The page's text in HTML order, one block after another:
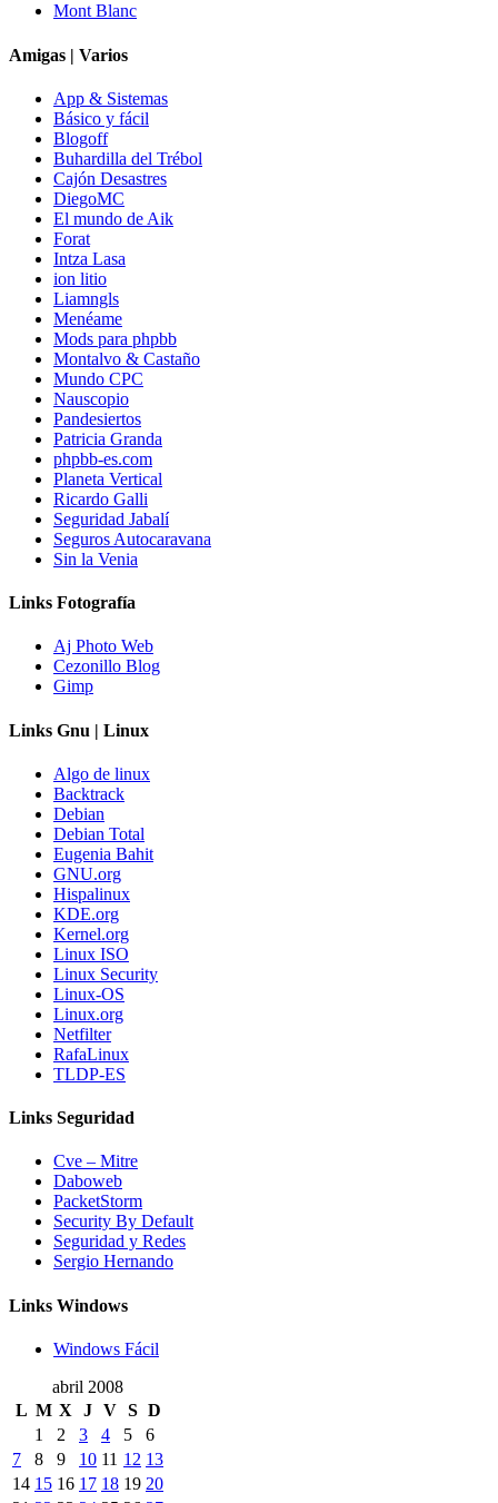
Mont Blanc
Amigas | Varios
App & Sistemas
Básico y fácil
Blogoff
Buhardilla del Trébol
Cajón Desastres
DiegoMC
El mundo de Aik
Forat
Intza Lasa
ion litio
Liamngls
Menéame
Mods para phpbb
Montalvo & Castaño
Mundo CPC
Nauscopio
Pandesiertos
Patricia Granda
phpbb-es.com
Planeta Vertical
Ricardo Galli
Seguridad Jabalí
Seguros Autocaravana
Sin la Venia
Links Fotografía
Aj Photo Web
Cezonillo Blog
Gimp
Links Gnu | Linux
Algo de linux
Backtrack
Debian
Debian Total
Eugenia Bahit
GNU.org
Hispalinux
KDE.org
Kernel.org
Linux ISO
Linux Security
Linux-OS
Linux.org
Netfilter
RafaLinux
TLDP-ES
Links Seguridad
Cve – Mitre
Daboweb
PacketStorm
Security By Default
Seguridad y Redes
Sergio Hernando
Links Windows
Windows Fácil
abril 2008
L M X J V S D
1
2 3 4 5
6
7
8 9 10 11 12 13
14 15 16 17 18 19 20